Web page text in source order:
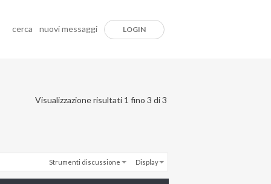
cerca nuovi messaggi LOGIN
Visualizzazione risultati 1 fino 3 di 3
Strumenti discussione Display